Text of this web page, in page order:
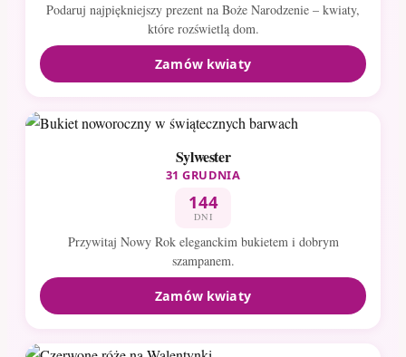
Podaruj najpiękniejszy prezent na Boże Narodzenie – kwiaty,
które rozświetlą dom.
Zamów kwiaty
Sylwester
31 GRUDNIA
144
DNI
Przywitaj Nowy Rok eleganckim bukietem i dobrym
szampanem.
Zamów kwiaty